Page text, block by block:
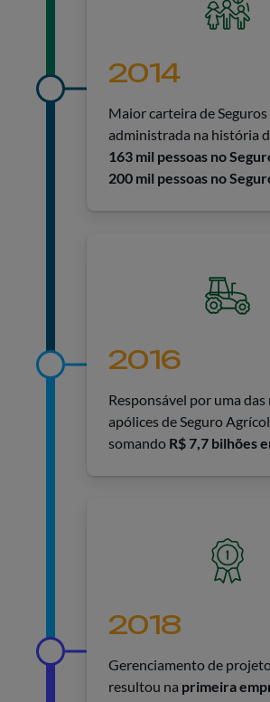
2014
Maior carteira de Seguros
administrada na história
163 mil pessoas no
200 mil pessoas no
2016
Responsável por uma das
apólices de Seguro
somando R$ 7,7 bilhões
2018
Gerenciamento de
resultou na primeira